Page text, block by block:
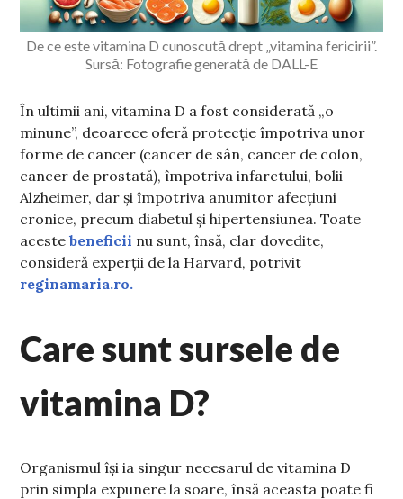
De ce este vitamina D cunoscută drept „vitamina fericirii”.
Sursă: Fotografie generată de DALL-E
În ultimii ani, vitamina D a fost considerată „o
minune”, deoarece oferă protecție împotriva unor
forme de cancer (cancer de sân, cancer de colon,
cancer de prostată), împotriva infarctului, bolii
Alzheimer, dar și împotriva anumitor afecțiuni
cronice, precum diabetul și hipertensiunea. Toate
acestebeneficii nu sunt, însă, clar dovedite,
consideră experții de la Harvard, potrivit
reginamaria.ro.
Care sunt sursele de
vitamina D?
Organismul își ia singur necesarul de vitamina D
prin simpla expunere la soare, însă aceasta poate fi